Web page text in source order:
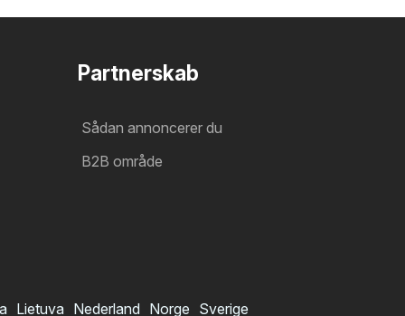
Partnerskab
Sådan annoncerer du
B2B område
Lietuva Nederland Norge Sverige